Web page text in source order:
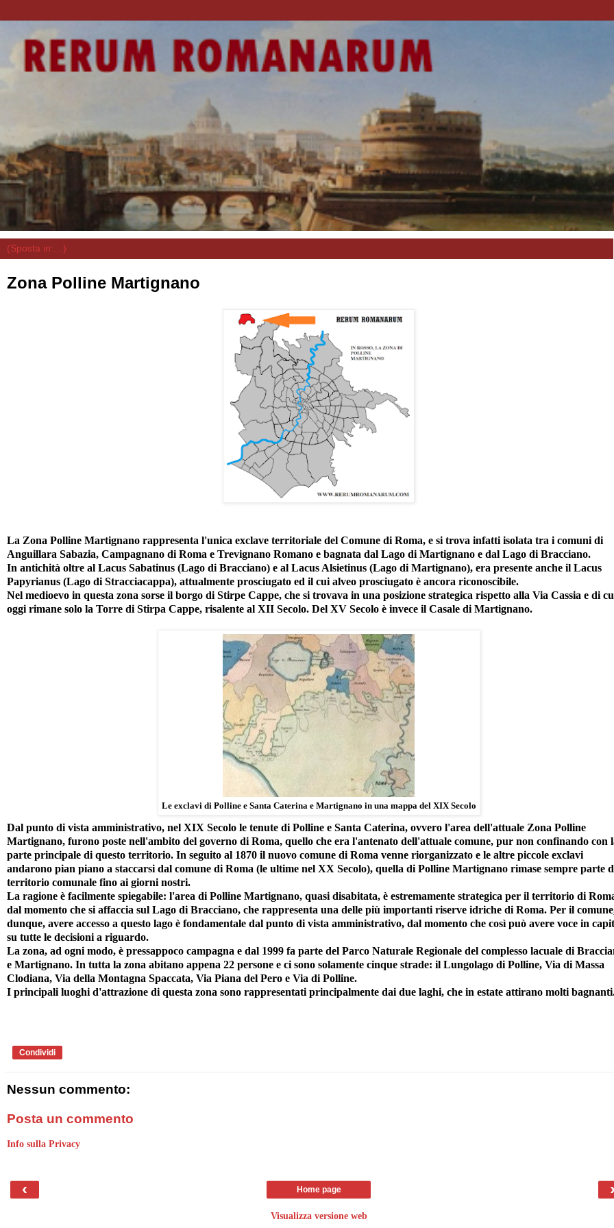
Zona Polline Martignano
La Zona Polline Martignano rappresenta l'unica exclave territoriale del Comune di Roma, e si trova infatti isolata tra i comuni di
Anguillara Sabazia, Campagnano di Roma e Trevignano Romano e bagnata dal Lago di Martignano e dal Lago di Bracciano.
In antichità oltre al Lacus Sabatinus (Lago di Bracciano) e al Lacus Alsietinus (Lago di Martignano), era presente anche il Lacus
Papyrianus (Lago di Stracciacappa), attualmente prosciugato ed il cui alveo prosciugato è ancora riconoscibile.
Nel medioevo in questa zona sorse il borgo di Stirpe Cappe, che si trovava in una posizione strategica rispetto alla Via Cassia e di
oggi rimane solo la Torre di Stirpa Cappe, risalente al XII Secolo. Del XV Secolo è invece il Casale di Martignano.
Le exclavi di Polline e Santa Caterina e Martignano in una mappa del XIX Secolo
Dal punto di vista amministrativo, nel XIX Secolo le tenute di Polline e Santa Caterina, ovvero l'area dell'attuale Zona Polline
Martignano, furono poste nell'ambito del governo di Roma, quello che era l'antenato dell'attuale comune, pur non confinando con
parte principale di questo territorio. In seguito al 1870 il nuovo comune di Roma venne riorganizzato e le altre piccole exclavi
andarono pian piano a staccarsi dal comune di Roma (le ultime nel XX Secolo), quella di Polline Martignano rimase sempre parte
territorio comunale fino ai giorni nostri.
La ragione è facilmente spiegabile: l'area di Polline Martignano, quasi disabitata, è estremamente strategica per il territorio di
dal momento che si affaccia sul Lago di Bracciano, che rappresenta una delle più importanti riserve idriche di Roma. Per il
dunque, avere accesso a questo lago è fondamentale dal punto di vista amministrativo, dal momento che così può avere voce in
su tutte le decisioni a riguardo.
La zona, ad ogni modo, è pressappoco campagna e dal 1999 fa parte del Parco Naturale Regionale del complesso lacuale di
e Martignano. In tutta la zona abitano appena 22 persone e ci sono solamente cinque strade: il Lungolago di Polline, Via di Massa
Clodiana, Via della Montagna Spaccata, Via Piana del Pero e Via di Polline.
I principali luoghi d'attrazione di questa zona sono rappresentati principalmente dai due laghi, che in estate attirano molti
Condividi
Nessun commento:
Posta un commento
Info sulla Privacy
‹ Home page
Visualizza versione web